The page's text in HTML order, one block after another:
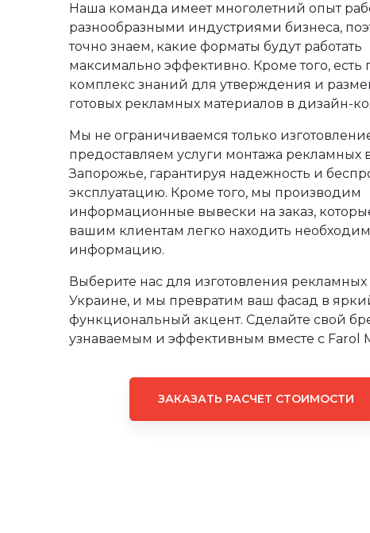
Наша команда имеет многолетний опыт
разнообразными индустриями бизнеса,
точно знаем, какие форматы будут работать
максимально эффективно. Кроме того, есть
комплекс знаний для утверждения и
готовых рекламных материалов в дизайн-
Мы не ограничиваемся только
предоставляем услуги монтажа рекламных
Запорожье, гарантируя надежность и
эксплуатацию. Кроме того, мы производим
информационные вывески на заказ,
вашим клиентам легко находить
информацию.
Выберите нас для изготовления рекламных
Украине, и мы превратим ваш фасад в
функциональный акцент. Сделайте свой
узнаваемым и эффективным вместе с Farol
ЗАКАЗАТЬ РАСЧЕТ СТОИМОСТИ